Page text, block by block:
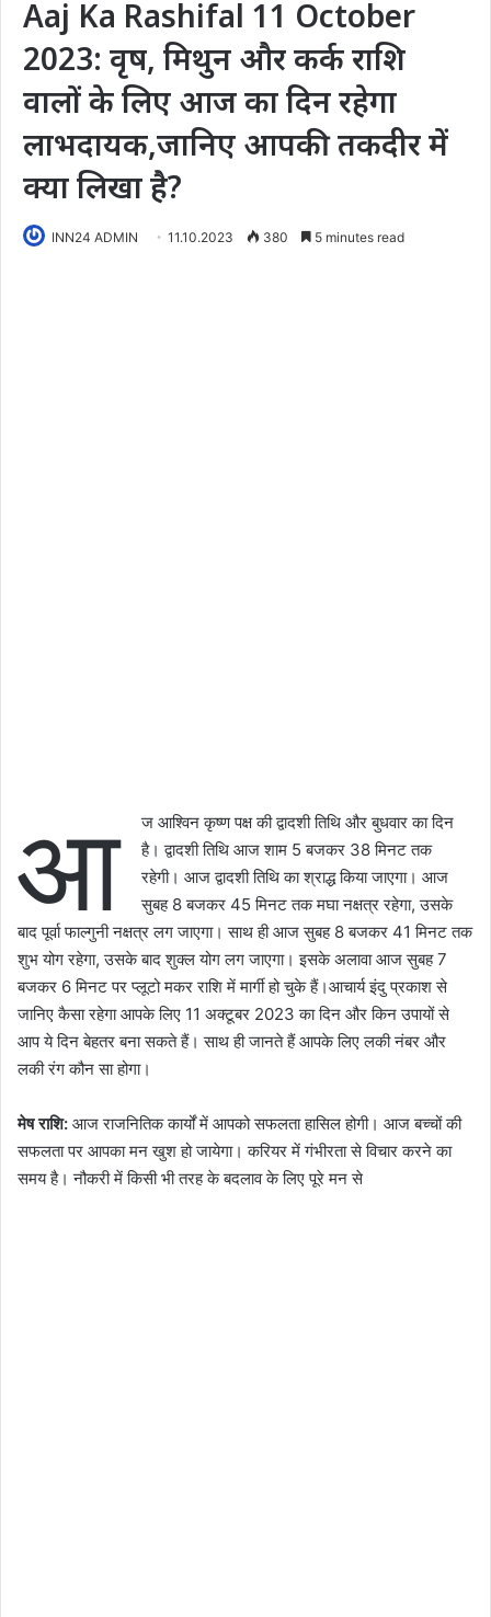
Aaj Ka Rashifal 11 October
2023: वृष, मिथुन और कर्क राशि
वालों के लिए आज का दिन रहेगा
लाभदायक,जानिए आपकी तकदीर में
क्या लिखा है?
INN24 ADMIN 11.10.2023 380 5 minutes read
आ
ज आश्विन कृष्ण पक्ष की द्वादशी तिथि और बुधवार का दिन
है। द्वादशी तिथि आज शाम 5 बजकर 38 मिनट तक
रहेगी। आज द्वादशी तिथि का श्राद्ध किया जाएगा। आज
सुबह 8 बजकर 45 मिनट तक मघा नक्षत्र रहेगा, उसके
बाद पूर्वा फाल्गुनी नक्षत्र लग जाएगा। साथ ही आज सुबह 8 बजकर 41 मिनट तक
शुभ योग रहेगा, उसके बाद शुक्ल योग लग जाएगा। इसके अलावा आज सुबह 7
बजकर 6 मिनट पर प्लूटो मकर राशि में मार्गी हो चुके हैं।आचार्य इंदु प्रकाश से
जानिए कैसा रहेगा आपके लिए 11 अक्टूबर 2023 का दिन और किन उपायों से
आप ये दिन बेहतर बना सकते हैं। साथ ही जानते हैं आपके लिए लकी नंबर और
लकी रंग कौन सा होगा।
मेष राशि: आज राजनितिक कार्यों में आपको सफलता हासिल होगी। आज बच्चों की
सफलता पर आपका मन खुश हो जायेगा। करियर में गंभीरता से विचार करने का
समय है। नौकरी में किसी भी तरह के बदलाव के लिए पूरे मन से